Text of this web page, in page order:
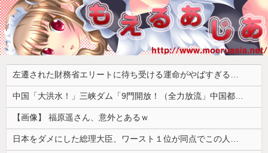
左遷された財務省エリートに待ち受ける運命がやばすぎる！と話題に、経歴自体はとんでもないものだが……
中国「大洪水！」三峡ダム「9門開放！（全力放流」中国都市「三峡沿線の道路水没」中国政府「高速道路封鎖！」中国ダム「緊急放流に合わせて開門（土砂崩れ発生」→
【画像】 福原遥さん、意外とあるｗ
日本をダメにした総理大臣、ワースト１位が同点でこの人ｗｗｗｗｗｗ